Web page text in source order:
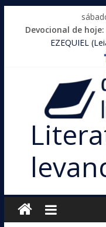
Devocional de hoje:
EZEQUIEL